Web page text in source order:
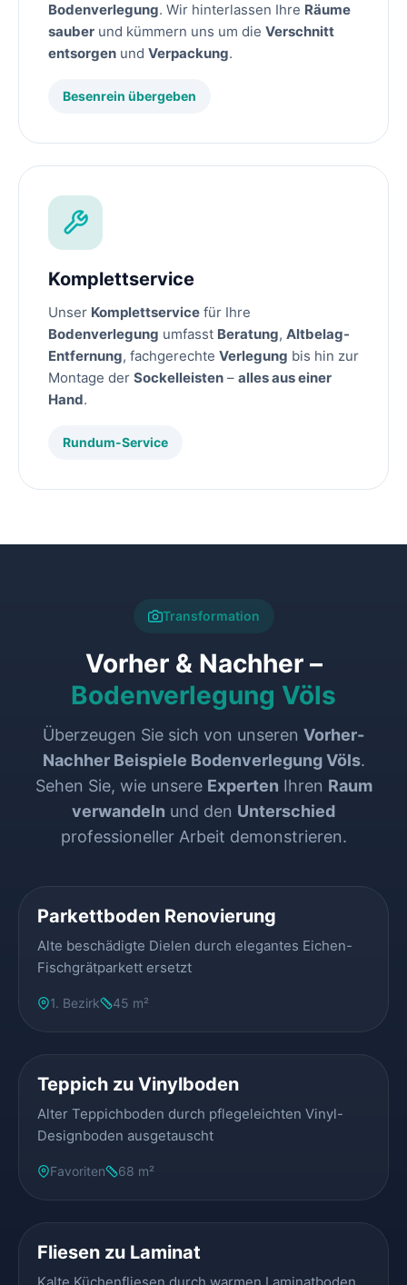
Bodenverlegung. Wir hinterlassen Ihre Räume
sauber und kümmern uns um die Verschnitt
entsorgen und Verpackung.
Besenrein übergeben
Komplettservice
Unser Komplettservice für Ihre
Bodenverlegung umfasst Beratung, Altbelag-
Entfernung, fachgerechte Verlegung bis hin zur
Montage der Sockelleisten – alles aus einer
Hand.
Rundum-Service
Transformation
Vorher & Nachher –
Bodenverlegung Völs
Überzeugen Sie sich von unseren Vorher-
Nachher Beispiele Bodenverlegung Völs.
Sehen Sie, wie unsere Experten Ihren Raum
verwandeln und den Unterschied
professioneller Arbeit demonstrieren.
Parkettboden Renovierung
Alte beschädigte Dielen durch elegantes Eichen-
Fischgrätparkett ersetzt
1. Bezirk 45 m²
Teppich zu Vinylboden
Alter Teppichboden durch pflegeleichten Vinyl-
Designboden ausgetauscht
Favoriten 68 m²
Fliesen zu Laminat